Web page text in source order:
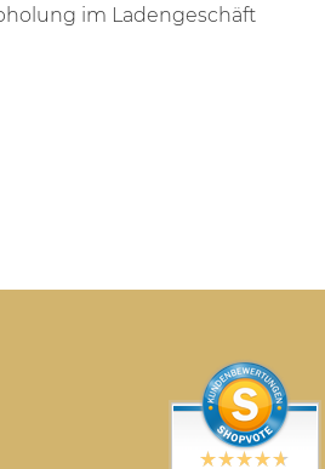
im Ladengeschäft